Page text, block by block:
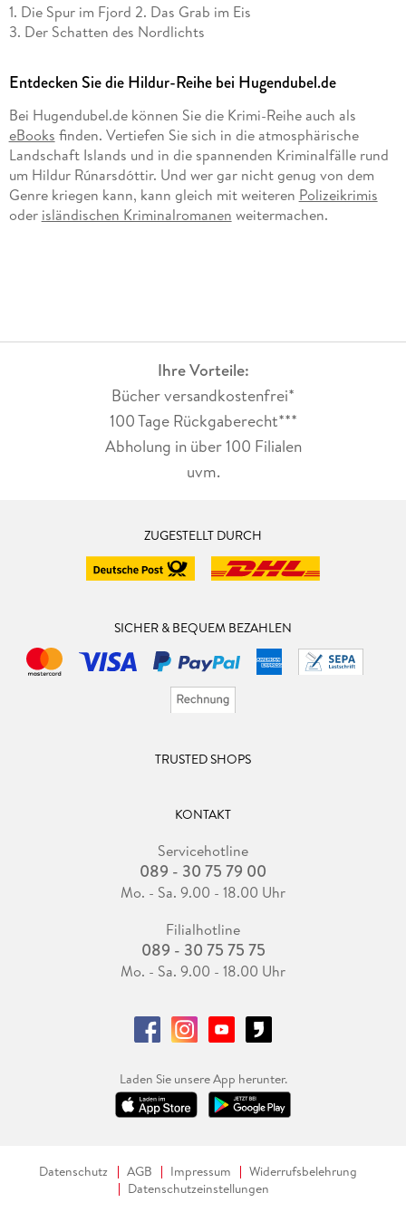
1. Die Spur im Fjord 2. Das Grab im Eis
3. Der Schatten des Nordlichts
Entdecken Sie die Hildur-Reihe bei Hugendubel.de
Bei Hugendubel.de können Sie die Krimi-Reihe auch als
eBooks finden. Vertiefen Sie sich in die atmosphärische
Landschaft Islands und in die spannenden Kriminalfälle rund
um Hildur Rúnarsdóttir. Und wer gar nicht genug von dem
Genre kriegen kann, kann gleich mit weiteren Polizeikrimis
oder isländischen Kriminalromanen weitermachen.
Ihre Vorteile:
Bücher versandkostenfrei*
100 Tage Rückgaberecht***
Abholung in über 100 Filialen
uvm.
ZUGESTELLT DURCH
SICHER & BEQUEM BEZAHLEN
TRUSTED SHOPS
KONTAKT
Servicehotline
089 - 30 75 79 00
Mo. - Sa. 9.00 - 18.00 Uhr
Filialhotline
089 - 30 75 75 75
Mo. - Sa. 9.00 - 18.00 Uhr
Laden Sie unsere App herunter.
Datenschutz AGB Impressum
Widerrufsbelehrung
Datenschutzeinstellungen